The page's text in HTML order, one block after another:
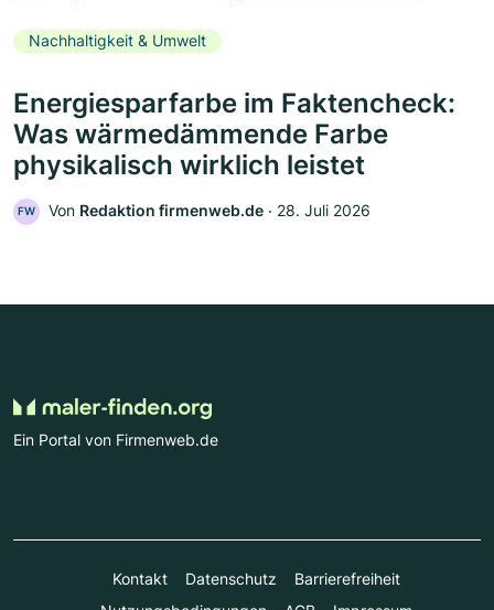
Nachhaltigkeit & Umwelt
Energiesparfarbe im Faktencheck:
Was wärmedämmende Farbe
physikalisch wirklich leistet
FW Von Redaktion firmenweb.de ‧ 28. Juli 2026
Ein Portal von Firmenweb.de
Kontakt Datenschutz
Barrierefreiheit